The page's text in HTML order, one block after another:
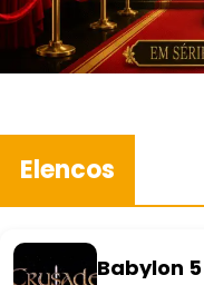
Elencos
Babylon